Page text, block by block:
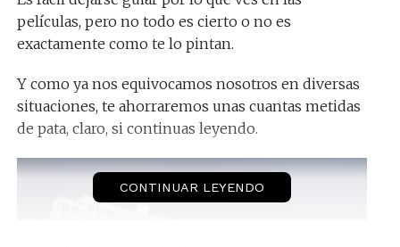
películas, pero no todo es cierto o no es
exactamente como te lo pintan.
Y como ya nos equivocamos nosotros en diversas
situaciones, te ahorraremos unas cuantas metidas
de pata, claro, si continuas leyendo.
CONTINUAR LEYENDO